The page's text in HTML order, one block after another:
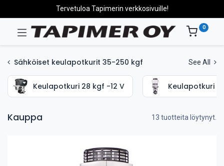
Tervetuloa Tapimerin verkkosivuille!
0
Sähköiset keulapotkurit 35-250 kgf See All
Keulapotkuri 28 kgf -12 V Keulapotkuri
Kauppa 13 tuotteita löytynyt.